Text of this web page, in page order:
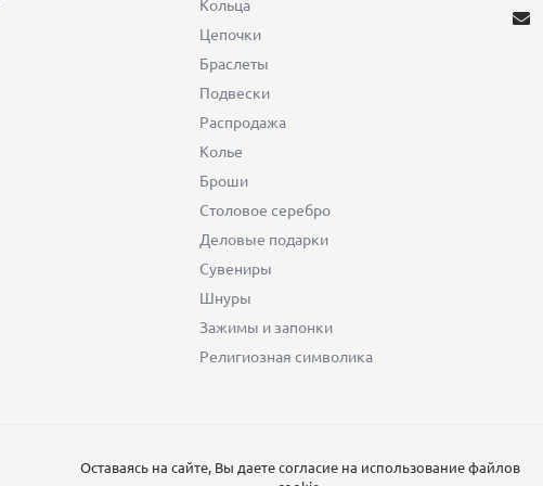
Кольца
Цепочки
Браслеты
Подвески
Распродажа
Колье
Броши
Столовое серебро
Деловые подарки
Сувениры
Шнуры
Зажимы и запонки
Религиозная символика
Оставаясь на сайте, Вы даете согласие на использование файлов